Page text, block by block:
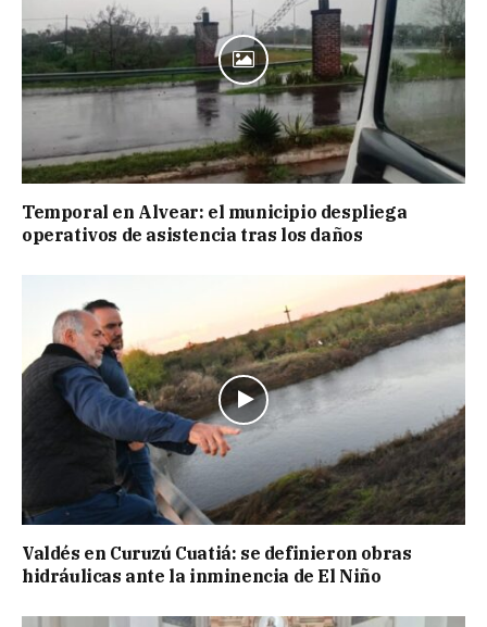
Temporal en Alvear: el municipio despliega
operativos de asistencia tras los daños
Valdés en Curuzú Cuatiá: se definieron obras
hidráulicas ante la inminencia de El Niño